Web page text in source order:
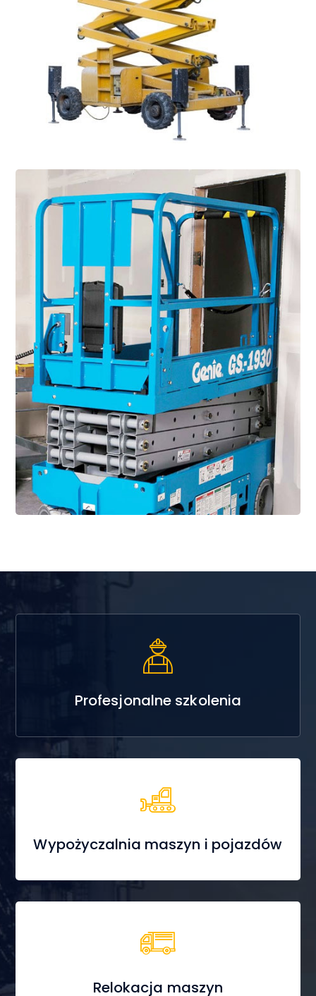
Sprawdź nasze szkolenia
Przejdź do wypożyczalni
Profesjonalne szkolenia
Wypożyczalnia maszyn i pojazdów
Relokacja maszyn